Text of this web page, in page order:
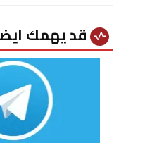
vital_signs قد يهمك